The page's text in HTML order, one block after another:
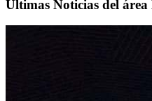
Últimas Noticias del